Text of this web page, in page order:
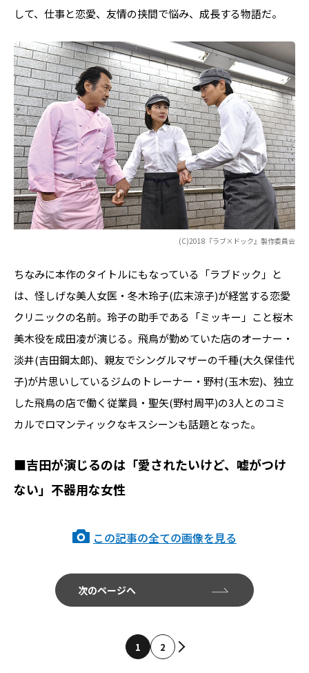
して、仕事と恋愛、友情の挟間で悩み、成長する物語だ。
(C)2018『ラブ×ドック』製作委員会
ちなみに本作のタイトルにもなっている「ラブドック」と
は、怪しげな美人女医・冬木玲子(広末涼子)が経営する恋愛
クリニックの名前。玲子の助手である「ミッキー」こと桜木
美木役を成田凌が演じる。飛鳥が勤めていた店のオーナー・
淡井(吉田鋼太郎)、親友でシングルマザーの千種(大久保佳代
子)が片思いしているジムのトレーナー・野村(玉木宏)、独立
した飛鳥の店で働く従業員・聖矢(野村周平)の3人とのコミ
カルでロマンティックなキスシーンも話題となった。
■吉田が演じるのは「愛されたいけど、嘘がつけ
ない」不器用な女性
この記事の全ての画像を見る
次のページへ
1 2